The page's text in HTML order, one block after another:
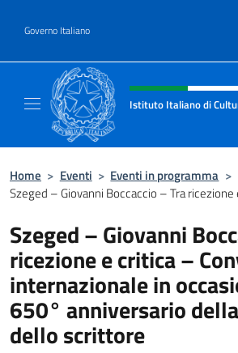
Governo Italiano
Intestazione sito,
Istituto Italiano di
Home > Eventi > Eventi in programma >
Szeged – Giovanni Boccaccio – Tra ricezione
Szeged – Giovanni
ricezione e critica –
internazionale in
650° anniversario
dello scrittore